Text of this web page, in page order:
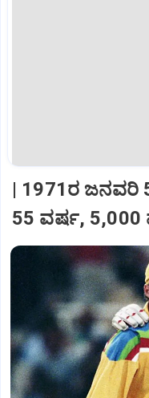
| 1971ರ ಜನವರಿ
55 ವರ್ಷ, 5,000